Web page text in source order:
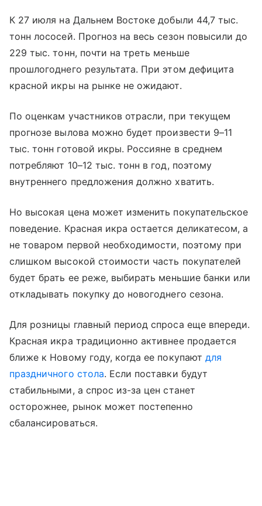
К 27 июля на Дальнем Востоке добыли 44,7 тыс.
тонн лососей. Прогноз на весь сезон повысили до
229 тыс. тонн, почти на треть меньше
прошлогоднего результата. При этом дефицита
красной икры на рынке не ожидают.
По оценкам участников отрасли, при текущем
прогнозе вылова можно будет произвести 9–11
тыс. тонн готовой икры. Россияне в среднем
потребляют 10–12 тыс. тонн в год, поэтому
внутреннего предложения должно хватить.
Но высокая цена может изменить покупательское
поведение. Красная икра остается деликатесом, а
не товаром первой необходимости, поэтому при
слишком высокой стоимости часть покупателей
будет брать ее реже, выбирать меньшие банки или
откладывать покупку до новогоднего сезона.
Для розницы главный период спроса еще впереди.
Красная икра традиционно активнее продается
ближе к Новому году, когда ее покупают для
праздничного стола. Если поставки будут
стабильными, а спрос из-за цен станет
осторожнее, рынок может постепенно
сбалансироваться.